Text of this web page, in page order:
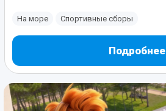
На море Спортивные сборы
Подробнее